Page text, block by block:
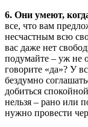
6. Они умеют,
все, что вам
несчастным всю
вас даже нет
подумайте – уж не
говорите «да»? У
бездумно
добиться
нельзя – рано или
нужно провести